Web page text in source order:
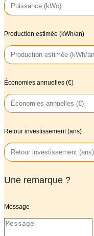
Production estimée (kWh/an)
Économies annuelles (€)
Retour investissement (ans)
Une remarque ?
Message